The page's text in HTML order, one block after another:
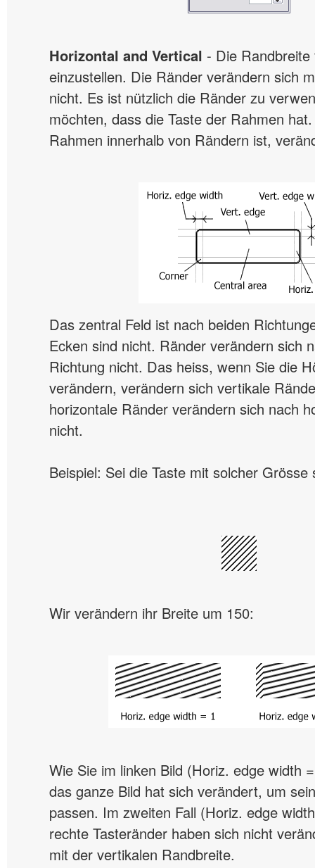
Horizontal and Vertical - Die
einzustellen. Die Ränder verändern sich
nicht. Es ist nützlich die Ränder zu
möchten, dass die Taste der Rahmen
Rahmen innerhalb von Rändern ist,
Das zentral Feld ist nach beiden
Ecken sind nicht. Ränder verändern sich
Richtung nicht. Das heiss, wenn Sie die
verändern, verändern sich vertikale
horizontale Ränder verändern sich nach
nicht.
Beispiel: Sei die Taste mit solcher Grösse
Wir verändern ihr Breite um 150:
Wie Sie im linken Bild (Horiz. edge width
das ganze Bild hat sich verändert, um
passen. Im zweiten Fall (Horiz. edge
rechte Tasteränder haben sich nicht
mit der vertikalen Randbreite.